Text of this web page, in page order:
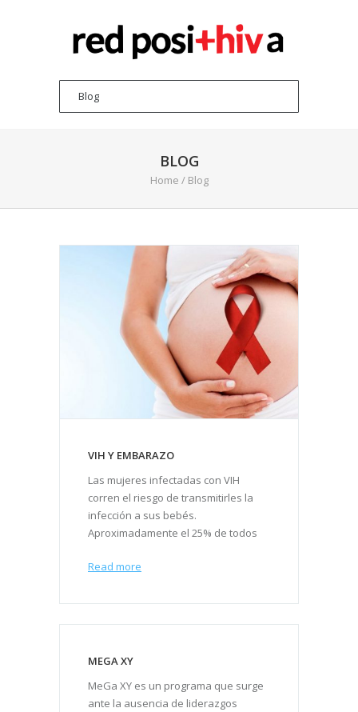
BLOG
Home / Blog
VIH Y EMBARAZO
Las mujeres infectadas con VIH
corren el riesgo de transmitirles la
infección a sus bebés.
Aproximadamente el 25% de todos
Read more
MEGA XY
MeGa XY es un programa que surge
ante la ausencia de liderazgos